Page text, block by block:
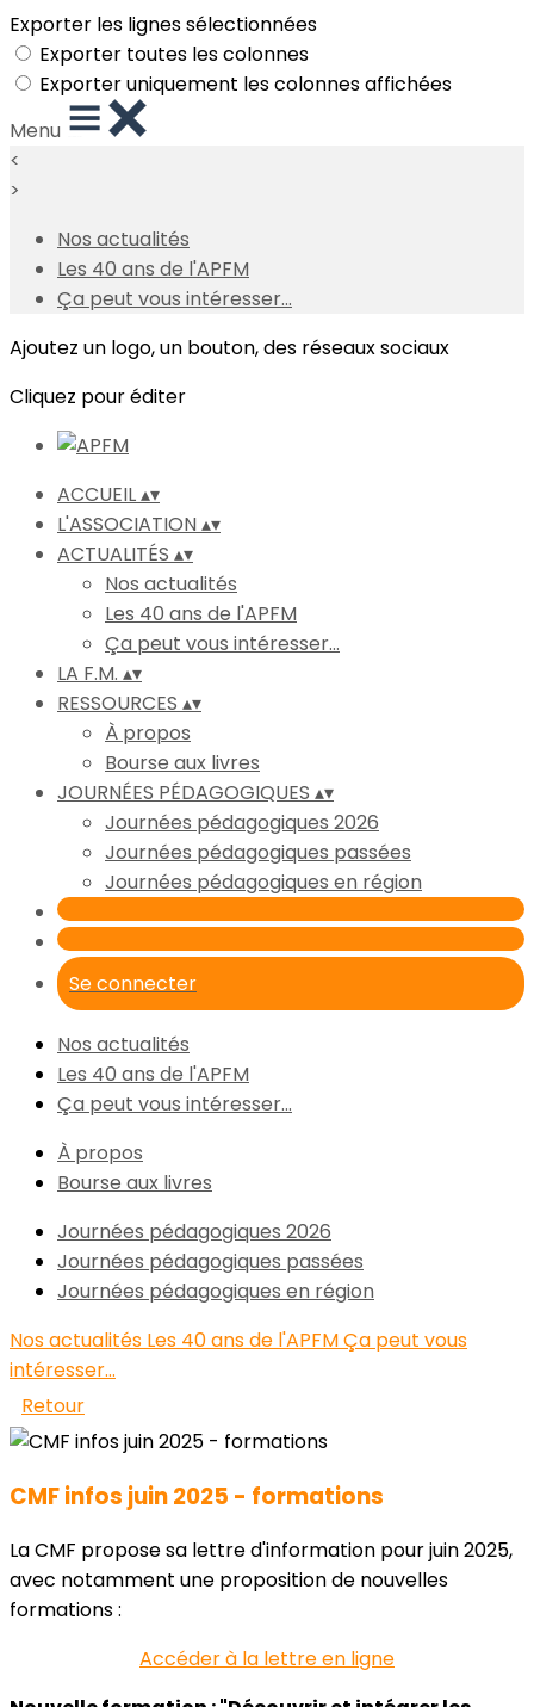
Exporter les lignes sélectionnées
Exporter toutes les colonnes
Exporter uniquement les colonnes affichées
Menu
<
>
Nos actualités
Les 40 ans de l'APFM
Ça peut vous intéresser...
Ajoutez un logo, un bouton, des réseaux sociaux
Cliquez pour éditer
ACCUEIL▴▾
L'ASSOCIATION▴▾
ACTUALITÉS ▴▾
Nos actualités
Les 40 ans de l'APFM
Ça peut vous intéresser...
LA F.M. ▴▾
RESSOURCES ▴▾
À propos
Bourse aux livres
JOURNÉES PÉDAGOGIQUES ▴▾
Journées pédagogiques 2026
Journées pédagogiques passées
Journées pédagogiques en région
Se connecter
Nos actualités
Les 40 ans de l'APFM
Ça peut vous intéresser...
À propos
Bourse aux livres
Journées pédagogiques 2026
Journées pédagogiques passées
Journées pédagogiques en région
Nos actualités Les 40 ans de l'APFMÇa peut vous
intéresser...
Retour
CMF infos juin 2025 - formations
La CMF propose sa lettre d'information pour juin 2025,
avec notamment une proposition de nouvelles
formations :
Accéder à la lettre en ligne